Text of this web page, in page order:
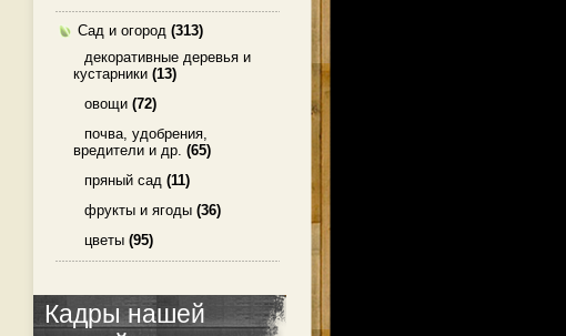
Сад и огород (313)
декоративные деревья и
кустарники (13)
овощи (72)
почва, удобрения,
вредители и др. (65)
пряный сад (11)
фрукты и ягоды (36)
цветы (95)
Кадры нашей